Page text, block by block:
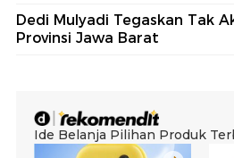
Dedi Mulyadi Tegaskan Tak
Provinsi Jawa Barat